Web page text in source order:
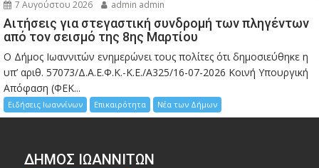
7 Αυγούστου 2026 admin admin
Αιτήσεις για στεγαστική συνδρομή των πληγέντων
από τον σεισμό της 8ης Μαρτίου
Ο Δήμος Ιωαννιτών ενημερώνει τους πολίτες ότι δημοσιεύθηκε η
υπ’ αριθ. 57073/Δ.Α.Ε.Φ.Κ.-Κ.Ε./Α325/16-07-2026 Κοινή Υπουργική
Απόφαση (ΦΕΚ...
Ειδήσεις Ιωαννίνων Επικαιρότητα Νέα των Δήμων
ΔΗΜΟΣ ΙΩΑΝΝΙΤΩΝ